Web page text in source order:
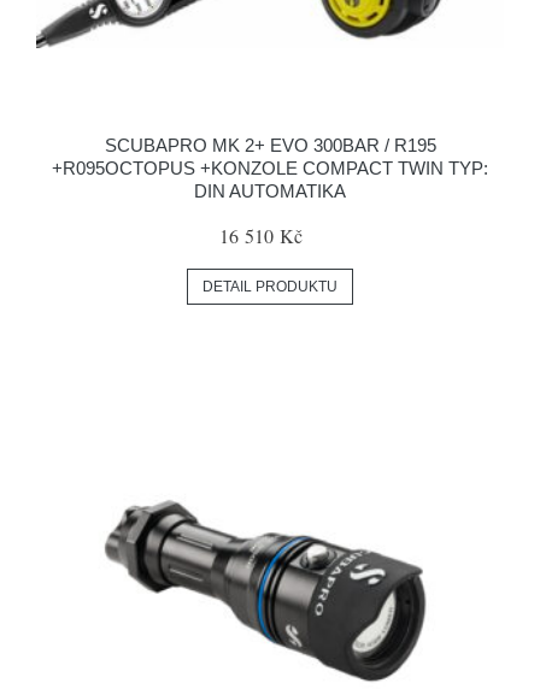
SCUBAPRO MK 2+ EVO 300BAR / R195
+R095OCTOPUS +KONZOLE COMPACT TWIN TYP:
DIN AUTOMATIKA
16 510 Kč
DETAIL PRODUKTU